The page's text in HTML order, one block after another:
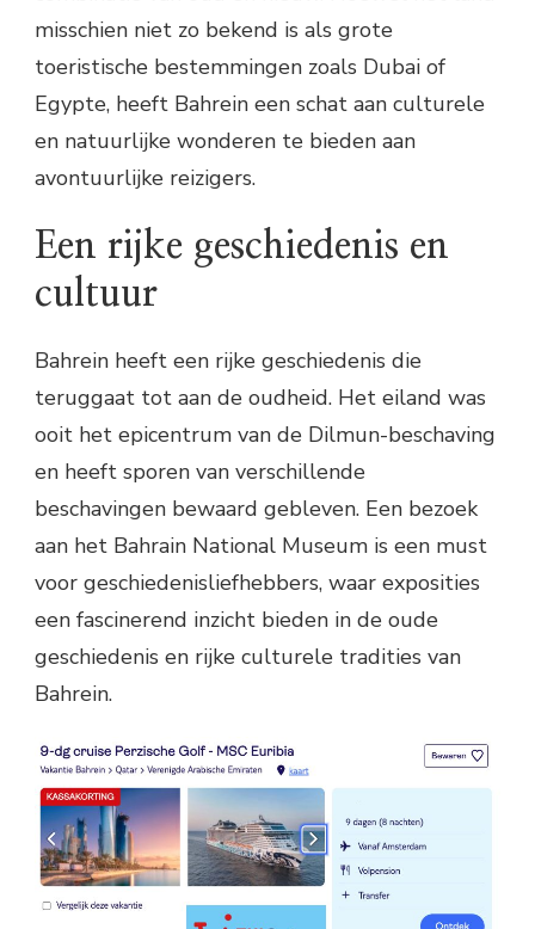
misschien niet zo bekend is als grote
toeristische bestemmingen zoals Dubai of
Egypte, heeft Bahrein een schat aan culturele
en natuurlijke wonderen te bieden aan
avontuurlijke reizigers.
Een rijke geschiedenis en
cultuur
Bahrein heeft een rijke geschiedenis die
teruggaat tot aan de oudheid. Het eiland was
ooit het epicentrum van de Dilmun-beschaving
en heeft sporen van verschillende
beschavingen bewaard gebleven. Een bezoek
aan het Bahrain National Museum is een must
voor geschiedenisliefhebbers, waar exposities
een fascinerend inzicht bieden in de oude
geschiedenis en rijke culturele tradities van
Bahrein.